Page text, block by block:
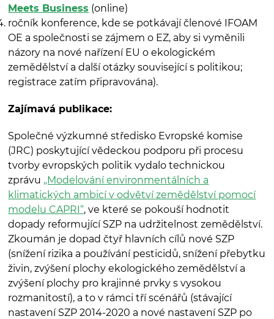
Meets Business (online)
ročník konference, kde se potkávají členové IFOAM
OE a společnosti se zájmem o EZ, aby si vyměnili
názory na nové nařízení EU o ekologickém
zemědělství a další otázky související s politikou;
registrace zatím připravována).
Zajímavá publikace:
Společné výzkumné středisko Evropské komise
(JRC) poskytující vědeckou podporu při procesu
tvorby evropských politik vydalo technickou
zprávu „Modelování environmentálních a
klimatických ambicí v odvětví zemědělství pomocí
modelu CAPRI“, ve které se pokouší hodnotit
dopady reformující SZP na udržitelnost zemědělství.
Zkoumán je dopad čtyř hlavních cílů nové SZP
(snížení rizika a používání pesticidů, snížení přebytku
živin, zvýšení plochy ekologického zemědělství a
zvýšení plochy pro krajinné prvky s vysokou
rozmanitostí), a to v rámci tří scénářů (stávající
nastavení SZP 2014-2020 a nové nastavení SZP po